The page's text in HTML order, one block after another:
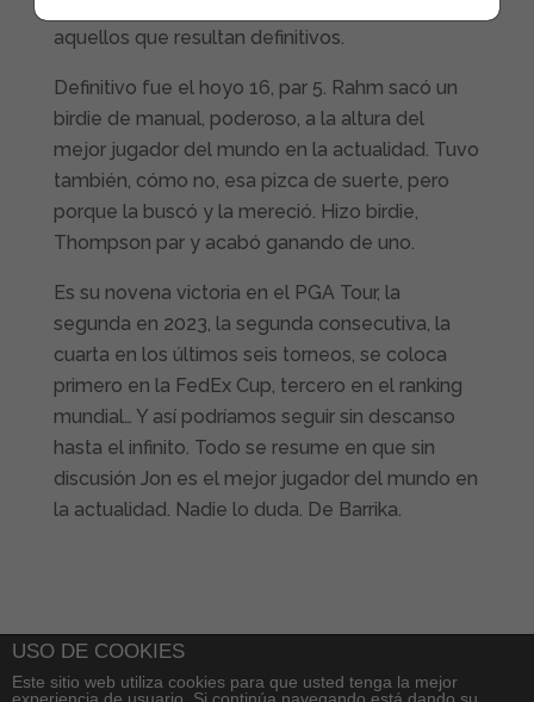
aquellos que resultan definitivos.
Definitivo fue el hoyo 16, par 5. Rahm sacó un
birdie de manual, poderoso, a la altura del
mejor jugador del mundo en la actualidad. Tuvo
también, cómo no, esa pizca de suerte, pero
porque la buscó y la mereció. Hizo birdie,
Thompson par y acabó ganando de uno.
Es su novena victoria en el PGA Tour, la
segunda en 2023, la segunda consecutiva, la
cuarta en los últimos seis torneos, se coloca
primero en la FedEx Cup, tercero en el ranking
mundial… Y así podríamos seguir sin descanso
hasta el infinito. Todo se resume en que sin
discusión Jon es el mejor jugador del mundo en
la actualidad. Nadie lo duda. De Barrika.
USO DE COOKIES
Este sitio web utiliza cookies para que usted tenga la mejor